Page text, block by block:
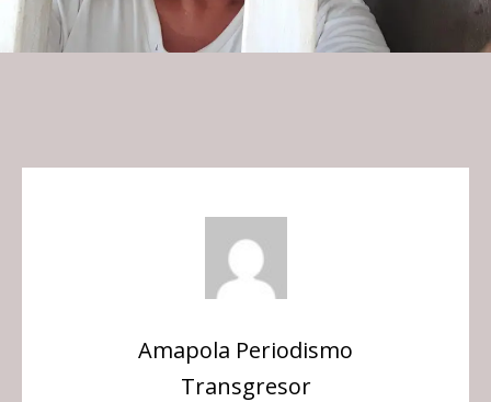
Amapola Periodismo
Transgresor